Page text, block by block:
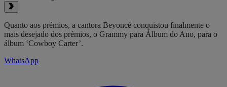
Quanto aos prémios, a cantora Beyoncé conquistou finalmente o
mais desejado dos prémios, o Grammy para Álbum do Ano, para o
álbum ‘Cowboy Carter’.
WhatsApp